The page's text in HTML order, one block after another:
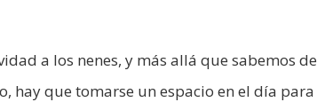
a los nenes, y más allá que sabemos de
hay que tomarse un espacio en el día para